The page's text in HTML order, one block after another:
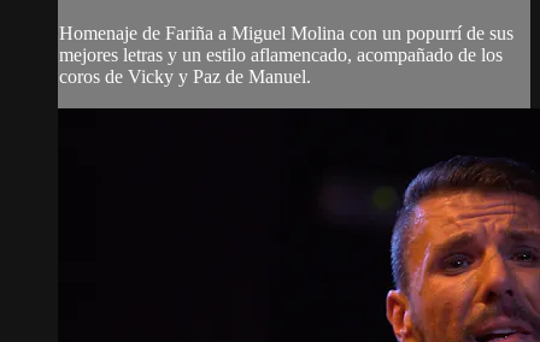
Homenaje de Fariña a Miguel Molina con un popurrí de sus
mejores letras y un estilo aflamencado, acompañado de los
coros de Vicky y Paz de Manuel.